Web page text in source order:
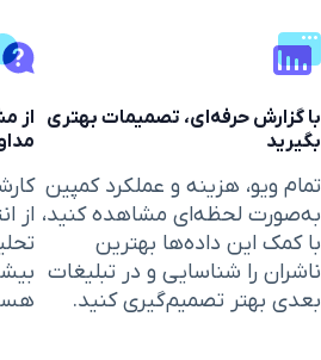
با گزارش حرفه‌ای، تصمیمات بهتری
بگیرید
تمام ویو، هزینه و عملکرد کمپین
به‌صورت لحظه‌ای مشاهده کنید،
با کمک این داده‌ها بهترین
ناشران را شناسایی و در تبلیغات
بعدی بهتر تصمیم‌گیری کنید.
از
از